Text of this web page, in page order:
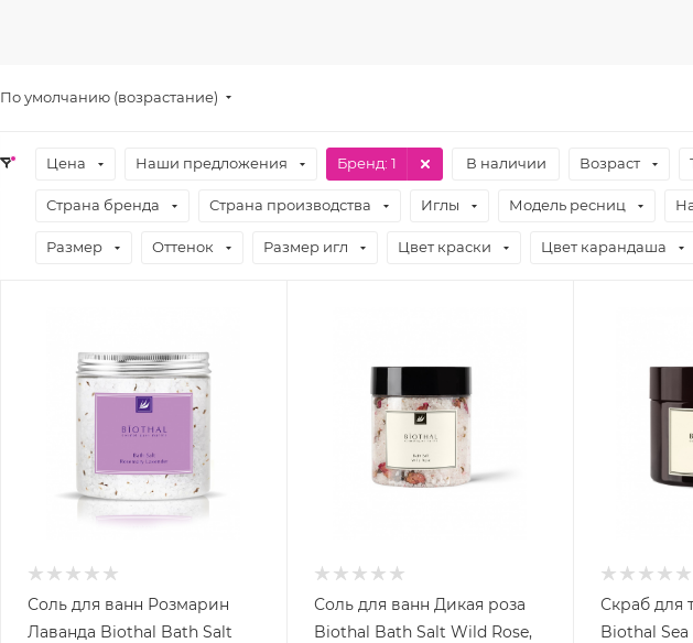
По умолчанию (возрастание)
Цена Наши предложения Бренд: 1 В наличии Возраст
Страна бренда Страна производства Иглы Модель ресниц
Размер Оттенок Размер игл Цвет краски Цвет карандаша
Соль для ванн Розмарин
Лаванда Biothal Bath Salt
Соль для ванн Дикая роза
Biothal Bath Salt Wild Rose,
Скраб для
Biothal